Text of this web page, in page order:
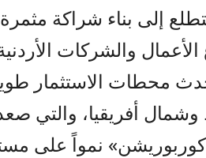
إلى بناء شراكة
والشركات
محطات الاستثمار
أفريقيا، والتي
نمواً على